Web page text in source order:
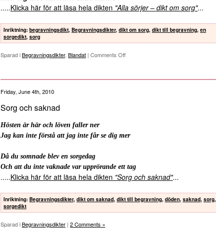
.....Klicka här för att läsa hela dikten "Alla sörjer – dikt om sorg"...
Inriktning: begravningsdikt, Begravningsdikter, dikt om sorg, dikt till begravning, en
sorgedikt, sorg
Sparad iBegravningsdikter, Blandat | Comments Off
Friday, June 4th, 2010
Sorg och saknad
Hösten är här och löven faller ner
Jag kan inte förstå att jag inte får se dig mer
Då du somnade blev en sorgedag
Och att du inte vaknade var upprörande ett tag
.....Klicka här för att läsa hela dikten "Sorg och saknad"...
Inriktning: Begravningsdikter, dikt om saknad, dikt till begravning, döden, saknad, sorg,
sorgedikt
Sparad iBegravningsdikter | 2 Comments »